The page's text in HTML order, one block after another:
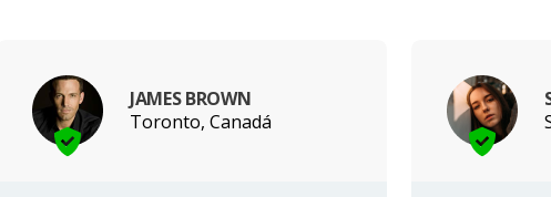
JAMES BROWN
Toronto, Canadá